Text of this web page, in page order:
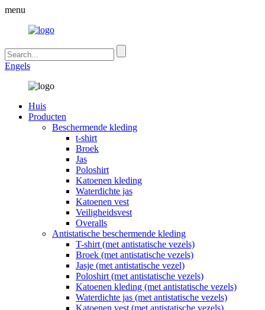
menu
Engels
Huis
Producten
Beschermende kleding
t-shirt
Broek
Jas
Poloshirt
Katoenen kleding
Waterdichte jas
Katoenen vest
Veiligheidsvest
Overalls
Antistatische beschermende kleding
T-shirt (met antistatische vezels)
Broek (met antistatische vezels)
Jasje (met antistatische vezel)
Poloshirt (met antistatische vezels)
Katoenen kleding (met antistatische vezels)
Waterdichte jas (met antistatische vezels)
Katoenen vest (met antistatische vezels)